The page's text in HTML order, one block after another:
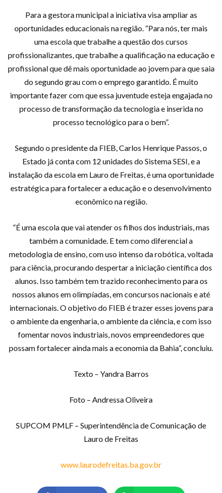
Para a gestora municipal a iniciativa visa ampliar as
oportunidades educacionais na região. “Para nós, ter mais
uma escola que trabalhe a questão dos cursos
profissionalizantes, que trabalhe a qualificação na educação e
profissional que dê mais oportunidade ao jovem para que saia
do segundo grau com o emprego garantido. É muito
importante fazer com que essa juventude esteja engajada no
processo de transformação da tecnologia e inserida no
processo tecnológico para o bem”.
Segundo o presidente da FIEB, Carlos Henrique Passos, o
Estado já conta com 12 unidades do Sistema SESI, e a
instalação da escola em Lauro de Freitas, é uma oportunidade
estratégica para fortalecer a educação e o desenvolvimento
econômico na região.
“É uma escola que vai atender os filhos dos industriais, mas
também a comunidade. E tem como diferencial a
metodologia de ensino, com uso intenso da robótica, voltada
para ciência, procurando despertar a iniciação científica dos
alunos. Isso também tem trazido reconhecimento para os
nossos alunos em olimpíadas, em concursos nacionais e até
internacionais. O objetivo do FIEB é trazer esses jovens para
o ambiente da engenharia, o ambiente da ciência, e com isso
fomentar novos industriais, novos empreendedores que
possam fortalecer ainda mais a economia da Bahia”, concluiu.
Texto – Yandra Barros
Foto – Andressa Oliveira
SUPCOM PMLF – Superintendência de Comunicação de
Lauro de Freitas
www.laurodefreitas.ba.gov.br